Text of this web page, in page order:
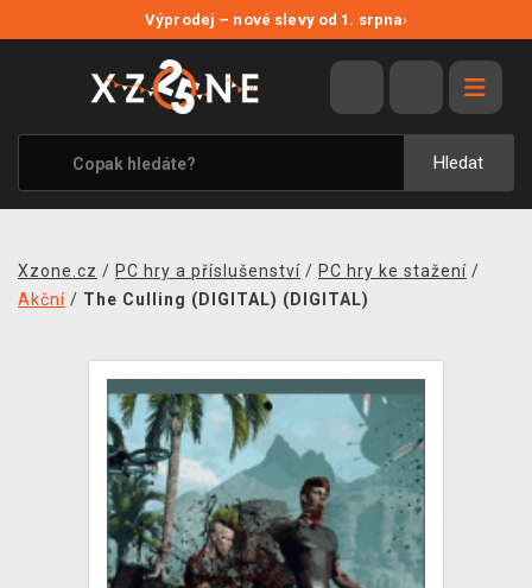
Výprodej – nové slevy od 1. srpna›
Hledat
VÝPRODEJ
VIDEOHRY
XZONE ORIGINALS
TÉMATIKY
MERCHANDISE
KONTAKT
PRODEJNY
DOPRAVA
Xzone.cz / PC hry a příslušenství / PC hry ke stažení /
Akční / The Culling (DIGITAL) (DIGITAL)